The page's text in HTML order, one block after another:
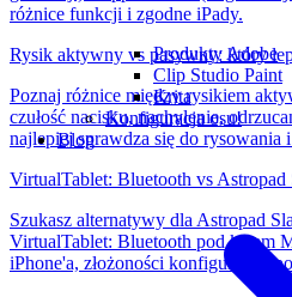
Produkty Adobe
Clip Studio Paint
Krita
Konfiguracja osu!
Blog
różnice funkcji i zgodne iPady.
Rysik aktywny vs pasywny: który
Poznaj różnice między rysikiem
czułość nacisku, nachylenie,
najlepiej sprawdza się do rysowania
VirtualTablet: Bluetooth vs
Szukasz alternatywy dla Astropad
VirtualTablet: Bluetooth pod kątem
iPhone'a, złożoności konfiguracji i